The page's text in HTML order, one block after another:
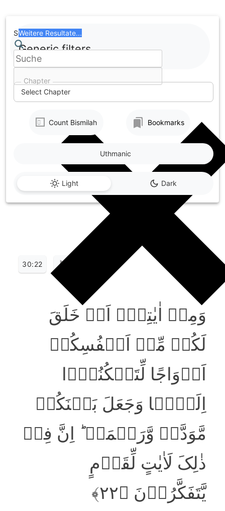
to
content
Chapter
Select Chapter
Search
Weitere Resultate...
Generic filters
Count Bismilah Bookmarks
Light Dark
Uthmanic
30:22
وَمِنۡ اٰیٰتِہٖۤ اَنۡ خَلَقَ
لَکُمۡ مِّنۡ اَنۡفُسِکُمۡ
اَزۡوَاجًا لِّتَسۡکُنُوۡۤا
اِلَیۡہَا وَجَعَلَ بَیۡنَکُمۡ
مَّوَدَّۃً وَّرَحۡمَۃً ؕ اِنَّ فِیۡ
ذٰلِکَ لَاٰیٰتٍ لِّقَوۡمٍ
یَّتَفَکَّرُوۡنَ ﴿۲۲﴾